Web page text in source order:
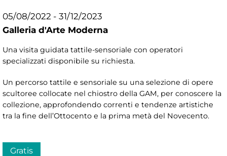
05/08/2022 - 31/12/2023
Galleria d'Arte Moderna
Una visita guidata tattile-sensoriale con operatori
specializzati disponibile su richiesta.
Un percorso tattile e sensoriale su una selezione di opere
scultoree collocate nel chiostro della GAM, per conoscere la
collezione, approfondendo correnti e tendenze artistiche
tra la fine dell’Ottocento e la prima metà del Novecento.
Gratis